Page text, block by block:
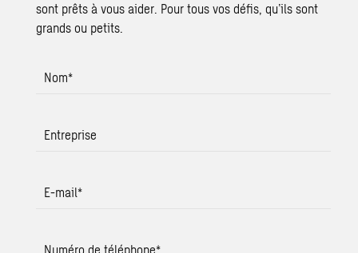
sont prêts à vous aider. Pour tous vos défis, qu’ils sont
grands ou petits.
Nom*
Entreprise
E-mail*
Numéro de téléphone*